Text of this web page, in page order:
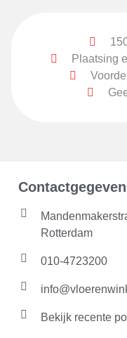
Plaatsing
Rotterdam
010-4723200
Bekijk recente